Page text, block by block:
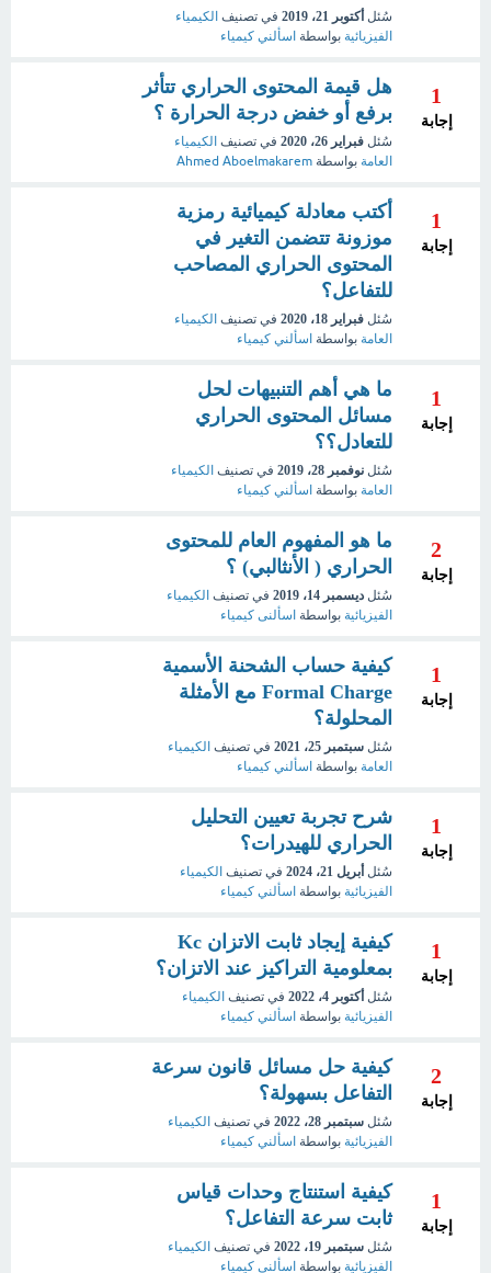
سُئل أكتوبر 21، 2019 في تصنيف الكيمياء
الفيزيائية بواسطة اسألني كيمياء
1
إجابة
هل قيمة المحتوى الحراري تتأثر
برفع أو خفض درجة الحرارة ؟
سُئل فبراير 26، 2020 في تصنيف الكيمياء
العامة بواسطة Ahmed Aboelmakarem
1
إجابة
أكتب معادلة كيميائية رمزية
موزونة تتضمن التغير في
المحتوى الحراري المصاحب
للتفاعل؟
سُئل فبراير 18، 2020 في تصنيف الكيمياء
العامة بواسطة اسألني كيمياء
1
إجابة
ما هي أهم التنبيهات لحل
مسائل المحتوى الحراري
للتعادل؟؟
سُئل نوفمبر 28، 2019 في تصنيف الكيمياء
العامة بواسطة اسألني كيمياء
2
إجابة
ما هو المفهوم العام للمحتوى
الحراري ( الأنثالبي) ؟
سُئل ديسمبر 14، 2019 في تصنيف الكيمياء
الفيزيائية بواسطة اسألنى كيمياء
1
إجابة
كيفية حساب الشحنة الأسمية
Formal Charge مع الأمثلة
المحلولة؟
سُئل سبتمبر 25، 2021 في تصنيف الكيمياء
العامة بواسطة اسألني كيمياء
1
إجابة
شرح تجربة تعيين التحليل
الحراري للهيدرات؟
سُئل أبريل 21، 2024 في تصنيف الكيمياء
الفيزيائية بواسطة اسألني كيمياء
1
إجابة
كيفية إيجاد ثابت الاتزان Kc
بمعلومية التراكيز عند الاتزان؟
سُئل أكتوبر 4، 2022 في تصنيف الكيمياء
الفيزيائية بواسطة اسألني كيمياء
2
إجابة
كيفية حل مسائل قانون سرعة
التفاعل بسهولة؟
سُئل سبتمبر 28، 2022 في تصنيف الكيمياء
الفيزيائية بواسطة اسألني كيمياء
1
إجابة
كيفية استنتاج وحدات قياس
ثابت سرعة التفاعل؟
سُئل سبتمبر 19، 2022 في تصنيف الكيمياء
الفيزيائية بواسطة اسألني كيمياء